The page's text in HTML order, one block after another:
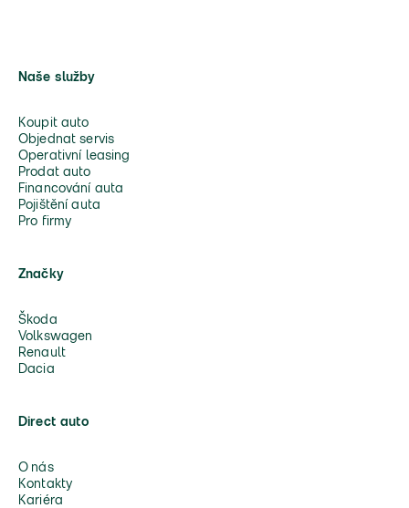
Naše služby
Koupit auto
Objednat servis
Operativní leasing
Prodat auto
Financování auta
Pojištění auta
Pro firmy
Značky
Škoda
Volkswagen
Renault
Dacia
Direct auto
O nás
Kontakty
Kariéra